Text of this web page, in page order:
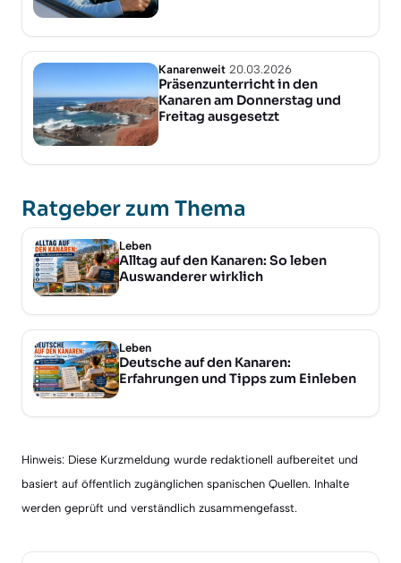
Kanarenweit 20.03.2026
Präsenzunterricht in den
Kanaren am Donnerstag und
Freitag ausgesetzt
Ratgeber zum Thema
Leben
Alltag auf den Kanaren: So leben
Auswanderer wirklich
Leben
Deutsche auf den Kanaren:
Erfahrungen und Tipps zum Einleben
Hinweis: Diese Kurzmeldung wurde redaktionell aufbereitet und
basiert auf öffentlich zugänglichen spanischen Quellen. Inhalte
werden geprüft und verständlich zusammengefasst.